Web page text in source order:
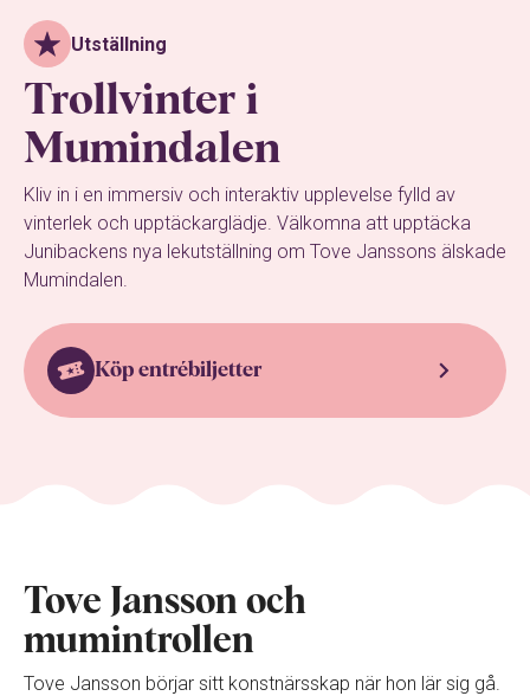
Utställning
Trollvinter i
Mumindalen
Kliv in i en immersiv och interaktiv upplevelse fylld av
vinterlek och upptäckarglädje. Välkomna att upptäcka
Junibackens nya lekutställning om Tove Janssons älskade
Mumindalen.
Köp entrébiljetter
Tove Jansson och
mumintrollen
Tove Jansson börjar sitt konstnärsskap när hon lär sig gå.